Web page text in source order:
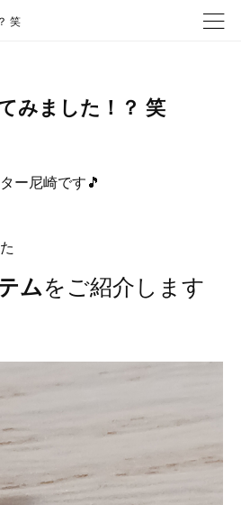
笑
みました！？ 笑
ー尼崎です🎵
ムをご紹介します